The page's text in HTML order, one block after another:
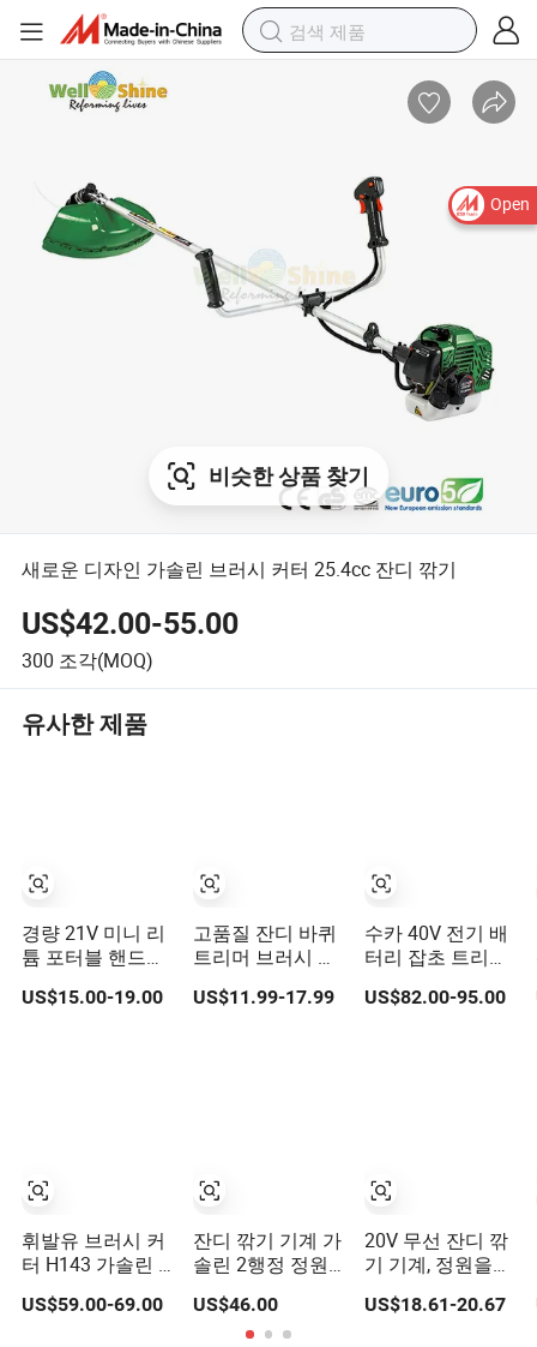
Open
비슷한 상품 찾기
새로운 디자인 가솔린 브러시 커터 25.4cc 잔디 깎기
US$42.00-55.00
300 조각(MOQ)
유사한 제품
경량 21V 미니 리
튬 포터블 핸드헬
드 강력한 전력 다
목적 풀 깎기 브러
US$15.00-19.00
휘발유 브러시 커
터 H143 가솔린 2
디 트리머 정원용
US$59.00-69.00
고품질 잔디 바퀴
트리머 브러시 커
터 헤드 잔디 트리
머용
US$11.99-17.99
잔디 깎기 기계 가
솔린 2행정 정원
US$46.00
수카 40V 전기 배
터리 잡초 트리머
배터리 구동 무선
줄 자르기 트리머
US$82.00-95.00
20V 무선 잔디 깎
기 기계, 정원을
리머, OEM/ODM
US$18.61-20.67